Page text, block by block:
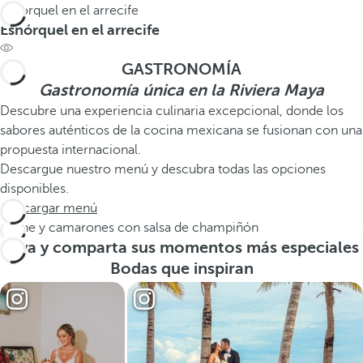
Esnórquel en el arrecife
Esnórquel en el arrecife
GASTRONOMÍA
Gastronomía única en la Riviera Maya
Descubre una experiencia culinaria excepcional, donde los
sabores auténticos de la cocina mexicana se fusionan con una
propuesta internacional.
Descargue nuestro menú y descubra todas las opciones
disponibles.
Descargar menú
Carne y camarones con salsa de champiñón
Viva y comparta sus momentos más especiales
Bodas que inspiran